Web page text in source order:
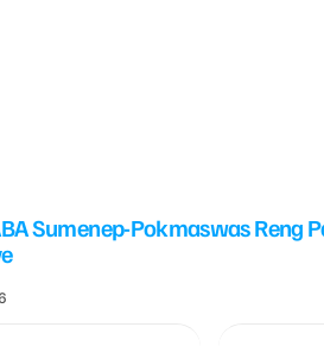
Sumenep-Pokmaswas Reng